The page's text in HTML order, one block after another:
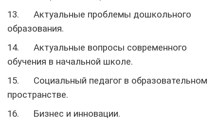
13. Актуальные проблемы дошкольного
образования.
14. Актуальные вопросы современного
обучения в начальной школе.
15. Социальный педагог в образовательном
пространстве.
16. Бизнес и инновации.